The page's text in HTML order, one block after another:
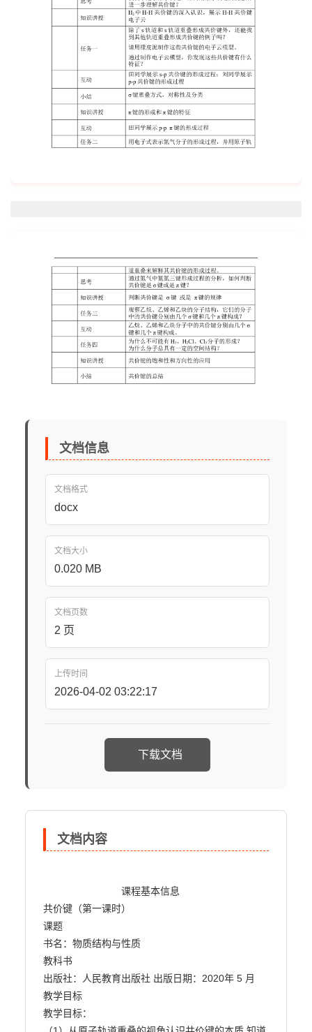
文档信息
文档格式
docx
文档大小
0.020 MB
文档页数
2 页
上传时间
2026-04-02 03:22:17
下载文档
文档内容
共价键（第一课时）
课题
书名：物质结构与性质
教科书
出版社：人民教育出版社 出版日期：2020年 5 月
教学目标
教学目标：